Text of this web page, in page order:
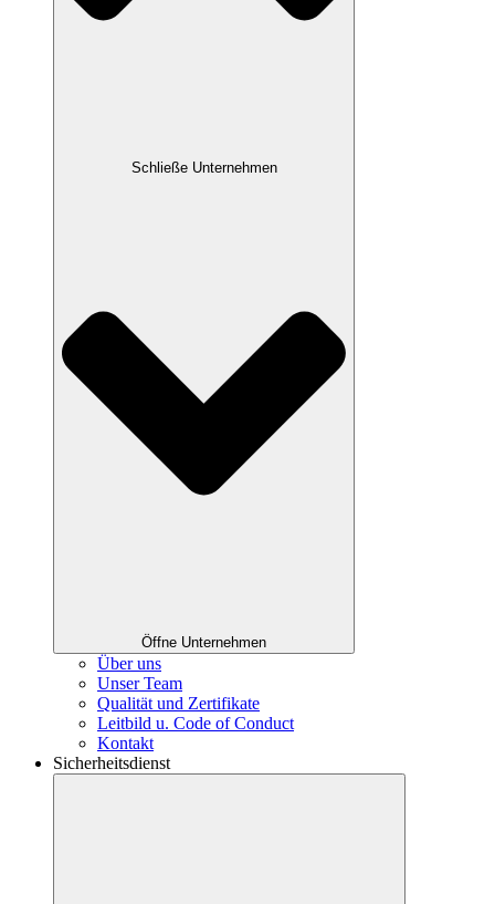
Schließe Unternehmen
Öffne Unternehmen
Über uns
Unser Team
Qualität und Zertifikate
Leitbild u. Code of Conduct
Kontakt
Sicherheitsdienst